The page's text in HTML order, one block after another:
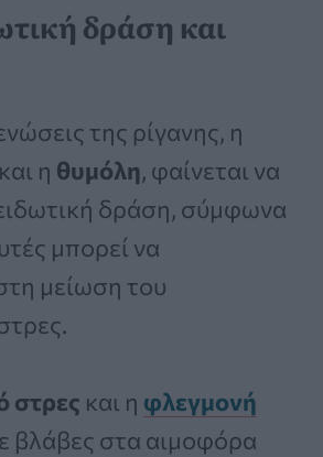
δράση και
της ρίγανης, η
και η θυμόλη, φαίνεται να
δράση, σύμφωνα
μπορεί να
μείωση του
στρες και η φλεγμονή
βλάβες στα αιμοφόρα